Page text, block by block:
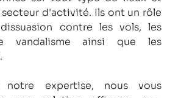
d'activité. Ils ont un rôle
contre les vols, les
vandalisme ainsi que les
notre expertise, nous vous